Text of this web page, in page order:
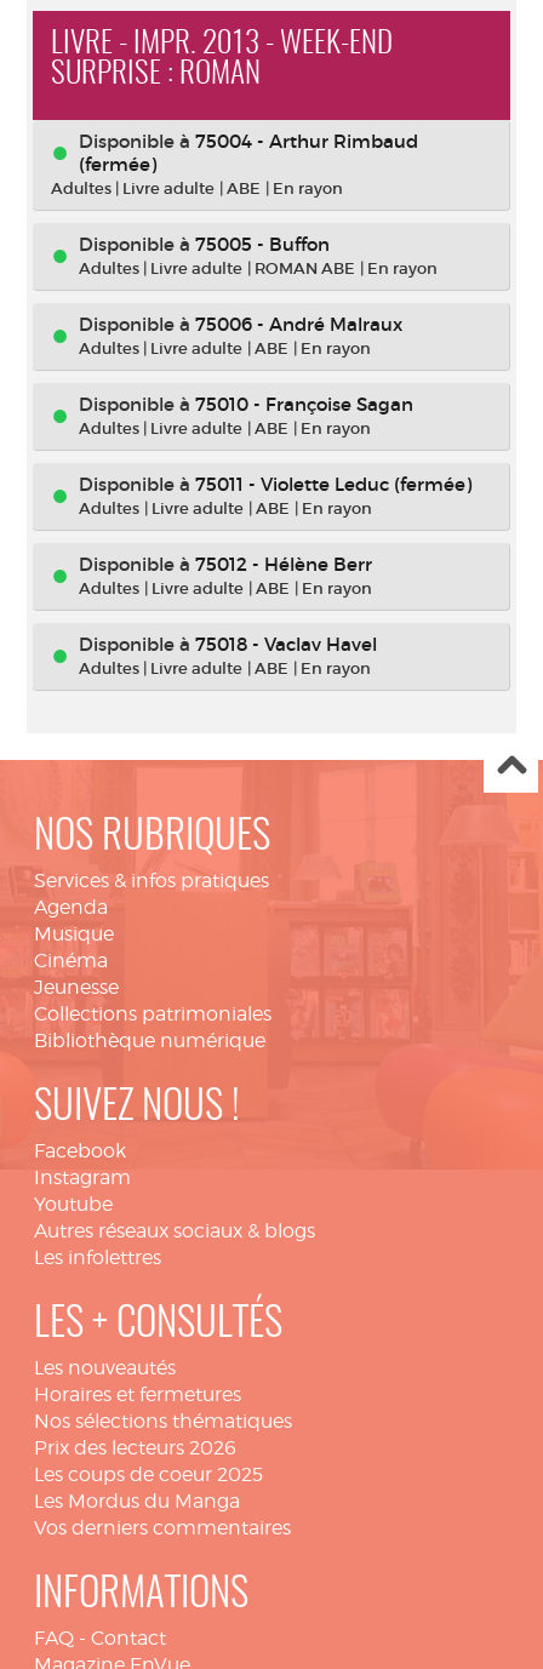
LIVRE - IMPR. 2013 - WEEK-END
SURPRISE : ROMAN
Disponible à 75004 - Arthur Rimbaud
(fermée)
Adultes | Livre adulte |ABE | En rayon
Disponible à 75005 - Buffon
Adultes | Livre adulte | ROMAN ABE | En rayon
Disponible à 75006 - André Malraux
Adultes | Livre adulte |ABE | En rayon
Disponible à 75010 - Françoise Sagan
Adultes | Livre adulte |ABE | En rayon
Disponible à 75011 - Violette Leduc (fermée)
Adultes | Livre adulte |ABE | En rayon
Disponible à 75012 - Hélène Berr
Adultes | Livre adulte |ABE | En rayon
Disponible à 75018 - Vaclav Havel
Adultes | Livre adulte |ABE | En rayon
NOS RUBRIQUES
Services & infos pratiques
Agenda
Musique
Cinéma
Jeunesse
Collections patrimoniales
Bibliothèque numérique
SUIVEZ NOUS !
Facebook
Instagram
Youtube
Autres réseaux sociaux & blogs
Les infolettres
LES + CONSULTÉS
Les nouveautés
Horaires et fermetures
Nos sélections thématiques
Prix des lecteurs 2026
Les coups de coeur 2025
Les Mordus du Manga
Vos derniers commentaires
INFORMATIONS
FAQ - Contact